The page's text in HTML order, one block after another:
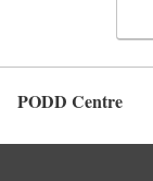
PODD Centre